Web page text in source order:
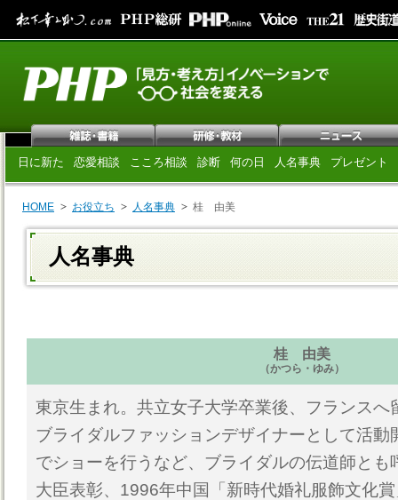
日に新た 恋愛相談 こころ相談 診断 何の日 人名事典 プレゼント
HOME お役立ち 人名事典 桂 由美
人名事典
桂 由美
（かつら・ゆみ）
東京生まれ。共立女子大学卒業後、フランス
ブライダルファッションデザイナーとして活動
でショーを行うなど、ブライダルの伝道師と
大臣表彰、1996年中国「新時代婚礼服飾文化